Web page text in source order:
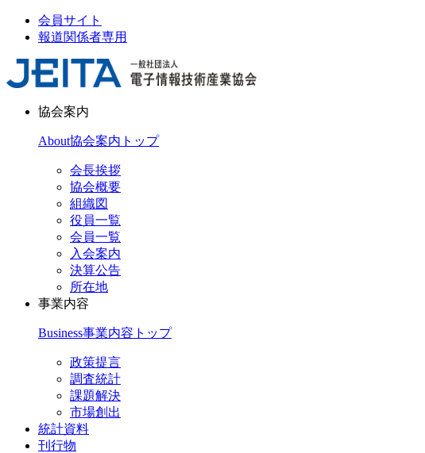
会員サイト
報道関係者専用
協会案内
About協会案内トップ
会長挨拶
協会概要
組織図
役員一覧
会員一覧
入会案内
決算公告
所在地
事業内容
Business事業内容トップ
政策提言
調査統計
課題解決
市場創出
統計資料
刊行物